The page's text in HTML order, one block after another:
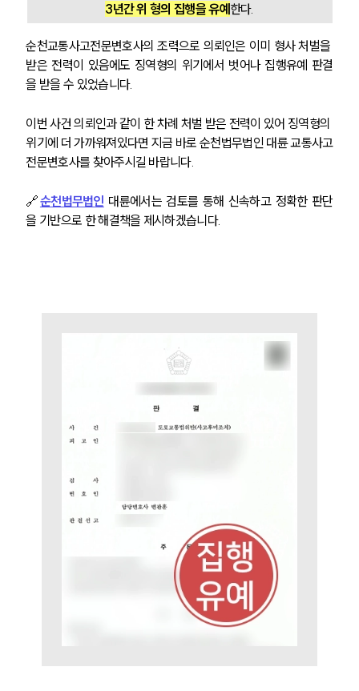
팀소개
글로벌 파트너 로펌
고객의 소리
통합검색
AI대륜
업무사례
주요 업무사례
3년간 위 형의 집행을 유예 한다.
순천교통사고전문변호사의 조력으로 의뢰인은 이미 형사 처벌을
받은 전력이 있음에도 징역형의 위기에서 벗어나 집행유예 판결
을 받을 수 있었습니다.
이번 사건 의뢰인과 같이 한 차례 처벌 받은 전력이 있어 징역형의
위기에 더 가까워져있다면 지금 바로 순천법무법인 대륜 교통사고
전문변호사를 찾아주시길 바랍니다.
🔗순천법무법인 대륜에서는 검토를 통해 신속하고 정확한 판단
을 기반으로 한 해결책을 제시하겠습니다.